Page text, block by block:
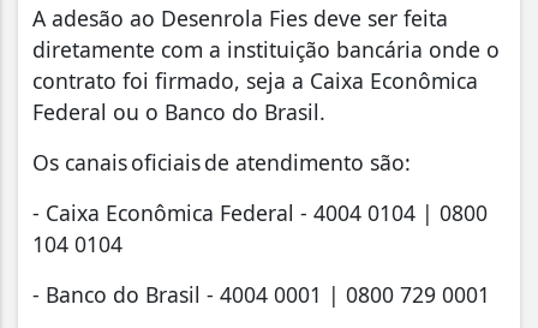
A adesão ao Desenrola Fies deve ser feita
diretamente com a instituição bancária onde o
contrato foi firmado, seja a Caixa Econômica
Federal ou o Banco do Brasil.
Os canais oficiais de atendimento são:
- Caixa Econômica Federal - 4004 0104 | 0800
104 0104
- Banco do Brasil - 4004 0001 | 0800 729 0001